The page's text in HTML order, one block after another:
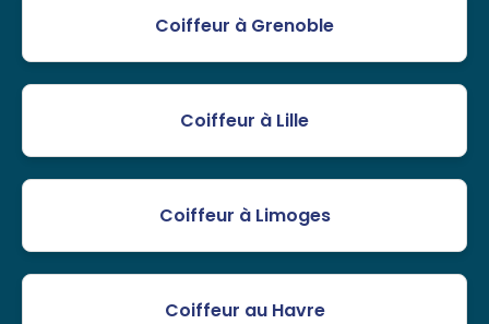
Coiffeur à Grenoble
Coiffeur à Lille
Coiffeur à Limoges
Coiffeur au Havre